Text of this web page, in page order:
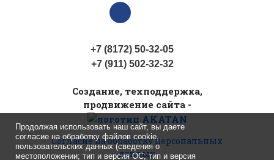
+7 (8172) 50-32-05
+7 (911) 502-32-32
Cоздание, техподдержка,
продвижение сайта -
Согласие на обработку персональных
данных
Продолжая использовать наш сайт, вы даете
согласие на обработку файлов cookie,
пользовательских данных (сведения о
местоположении; тип и версия ОС; тип и версия